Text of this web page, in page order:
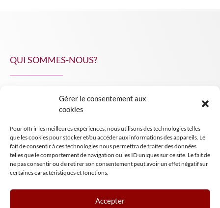
Gérer le consentement aux
cookies
Pour offrir les meilleures expériences, nous utilisons des technologies telles
que les cookies pour stocker et/ou accéder aux informations des appareils. Le
fait de consentir à ces technologies nous permettra de traiter des données
telles que le comportement de navigation ou les ID uniques sur ce site. Le fait de
ne pas consentir ou de retirer son consentement peut avoir un effet négatif sur
certaines caractéristiques et fonctions.
Accepter
QUI SOMMES-NOUS?
INSIGHT NPA